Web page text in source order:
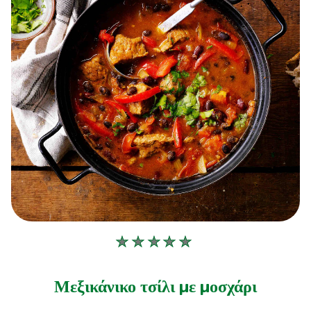
Δεν
αξιολογήσεις
Μεξικάνικο τσίλι με μοσχάρι